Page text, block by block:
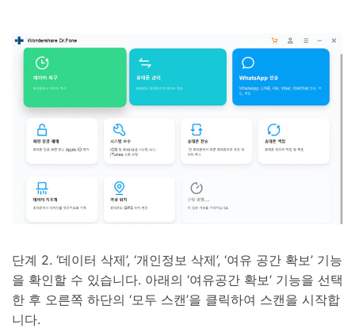
단계 2. ‘데이터 삭제’, ‘개인정보 삭제’, ‘여유 공간 확보’ 기능
을 확인할 수 있습니다. 아래의 ‘여유공간 확보’ 기능을 선택
한 후 오른쪽 하단의 ‘모두 스캔’을 클릭하여 스캔을 시작합
니다.